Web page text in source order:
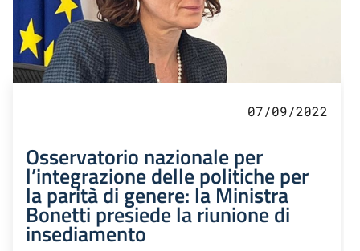
07/09/2022
Osservatorio nazionale per
l’integrazione delle politiche per
la parità di genere: la Ministra
Bonetti presiede la riunione di
insediamento